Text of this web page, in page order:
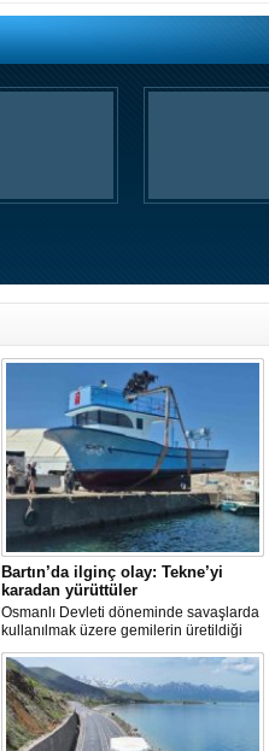
Bartın’da ilginç olay: Tekne’yi
karadan yürüttüler
Osmanlı Devleti döneminde savaşlarda
kullanılmak üzere gemilerin üretildiği
Bartın’ın Kurucaşile ilçesinde üretilen 11
metrelik tekne adeta karadan yürütüldü.
Dağları, tepeleri aşan balıkçı teknesi,
evlerin de bulunduğu dar ve virajlı
sokaklarda süren 3 saatlik yolculun
ardından denize kavuştu.